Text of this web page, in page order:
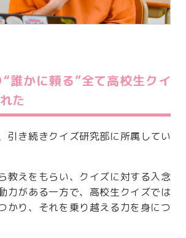
誰かに頼る”全て高校生クイ
た
引き続きクイズ研究部に所属してい
教えをもらい、クイズに対する入念
力がある一方で、高校生クイズでは
かり、それを乗り越える力を身につ